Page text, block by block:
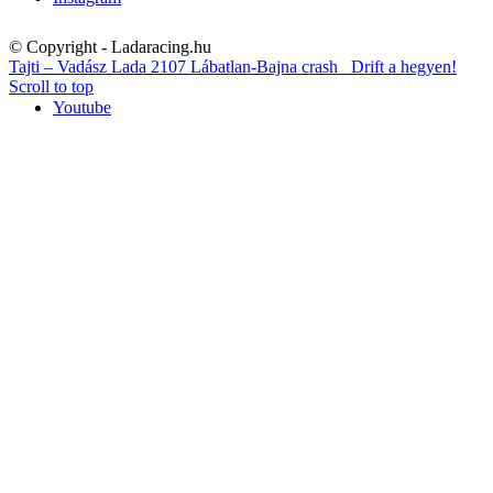
Youtube
© Copyright - Ladaracing.hu
Tajti – Vadász Lada 2107 Lábatlan-Bajna crash
Drift a hegyen!
Scroll to top